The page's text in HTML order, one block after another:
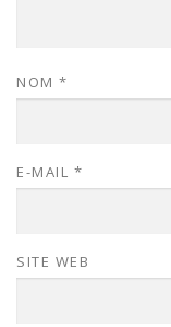
NOM *
E-MAIL *
SITE WEB